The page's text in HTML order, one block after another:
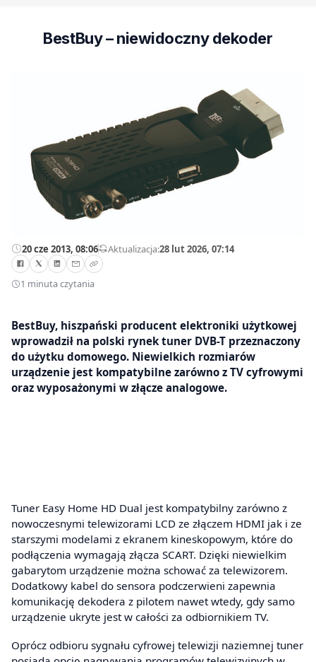
BestBuy – niewidoczny dekoder
20 cze 2013, 08:06—Aktualizacja:28 lut 2026, 07:14
1 minuta czytania
BestBuy, hiszpański producent elektroniki użytkowej
wprowadził na polski rynek tuner DVB-T przeznaczony
do użytku domowego. Niewielkich rozmiarów
urządzenie jest kompatybilne zarówno z TV cyfrowymi
oraz wyposażonymi w złącze analogowe.
Tuner Easy Home HD Dual jest kompatybilny zarówno z
nowoczesnymi telewizorami LCD ze złączem HDMI jak i ze
starszymi modelami z ekranem kineskopowym, które do
podłączenia wymagają złącza SCART. Dzięki niewielkim
gabarytom urządzenie można schować za telewizorem.
Dodatkowy kabel do sensora podczerwieni zapewnia
komunikację dekodera z pilotem nawet wtedy, gdy samo
urządzenie ukryte jest w całości za odbiornikiem TV.
Oprócz odbioru sygnału cyfrowej telewizji naziemnej tuner